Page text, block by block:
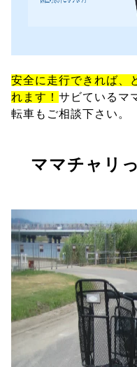
安全に走行できれば、
れます！ サビているマ
転車もご相談下さい。
ママチャリ